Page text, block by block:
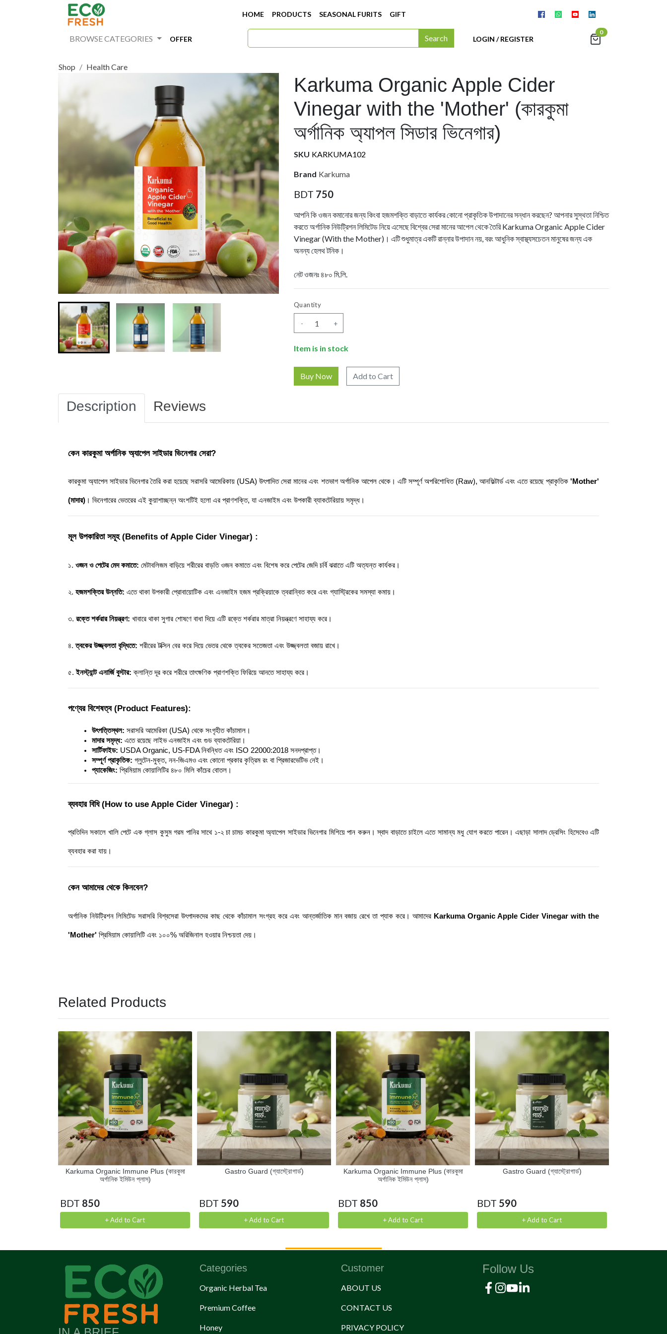
HOME PRODUCTS SEASONAL FURITS GIFT
BROWSE CATEGORIES OFFER Search LOGIN / REGISTER
0
Shop Health Care
Karkuma Organic Apple Cider
Vinegar with the 'Mother' (কারকুমা
অর্গানিক অ্যাপল সিডার ভিনেগার)
SKU KARKUMA102
Brand Karkuma
BDT 750
আপনি কি ওজন কমানোর জন্য কিংবা হজমশক্তি বাড়াতে কার্যকর কোনো প্রাকৃতিক উপাদানের সন্ধান করছেন? আপনার সুস্থতা নিশ্চিত
করতে অর্গানিক নিউট্রিশন লিমিটেড নিয়ে এসেছে বিশ্বের সেরা মানের আপেল থেকে তৈরি Karkuma Organic Apple Cider
Vinegar (With the Mother)। এটি শুধুমাত্র একটি রান্নার উপাদান নয়, বরং আধুনিক স্বাস্থ্যসচেতন মানুষের জন্য এক
অনন্য হেলথ টনিক।
নেট ওজনঃ ৪৮০ মি.লি.
Quantity
- +
Item is in stock
Add to Cart
Description Reviews
কেন কারকুমা অর্গানিক অ্যাপেল সাইডার ভিনেগার সেরা?
কারকুমা অ্যাপেল সাইডার ভিনেগার তৈরি করা হয়েছে সরাসরি আমেরিকায় (USA) উৎপাদিত সেরা মানের এবং শতভাগ অর্গানিক আপেল থেকে। এটি সম্পূর্ণ অপরিশোধিত (Raw), আনফিল্টার্ড এবং এতে রয়েছে প্রাকৃতিক 'Mother'
(মাদার) । ভিনেগারের ভেতরের এই কুয়াশাচ্ছন্ন অংশটিই হলো এর প্রাণশক্তি, যা এনজাইম এবং উপকারী ব্যাকটেরিয়ায় সমৃদ্ধ।
মূল উপকারিতা সমূহ (Benefits of Apple Cider Vinegar) :
১. ওজন ও পেটের মেদ কমাতে: মেটাবলিজম বাড়িয়ে শরীরের বাড়তি ওজন কমাতে এবং বিশেষ করে পেটের জেদি চর্বি ঝরাতে এটি অত্যন্ত কার্যকর।
২. হজমশক্তির উন্নতি: এতে থাকা উপকারী প্রোবায়োটিক এবং এনজাইম হজম প্রক্রিয়াকে ত্বরান্বিত করে এবং গ্যাস্ট্রিকের সমস্যা কমায়।
৩. রক্তে শর্করার নিয়ন্ত্রণ: খাবারে থাকা সুগার শোষণে বাধা দিয়ে এটি রক্তে শর্করার মাত্রা নিয়ন্ত্রণে সাহায্য করে।
৪. ত্বকের উজ্জ্বলতা বৃদ্ধিতে: শরীরের টক্সিন বের করে দিয়ে ভেতর থেকে ত্বকের সতেজতা এবং উজ্জ্বলতা বজায় রাখে।
৫. ইনস্ট্যান্ট এনার্জি বুস্টার: ক্লান্তি দূর করে শরীরে তাৎক্ষণিক প্রাণশক্তি ফিরিয়ে আনতে সাহায্য করে।
পণ্যের বিশেষত্ব (Product Features):
উৎপত্তিস্থল: সরাসরি আমেরিকা (USA) থেকে সংগৃহীত কাঁচামাল।
মাদার সমৃদ্ধ: এতে রয়েছে লাইভ এনজাইম এবং গুড ব্যাকটেরিয়া।
সার্টিফাইড: USDA Organic, US-FDA নিবন্ধিত এবং ISO 22000:2018 সনদপ্রাপ্ত।
সম্পূর্ণ প্রাকৃতিক: গ্লুটেন-মুক্ত, নন-জিএমও এবং কোনো প্রকার কৃত্রিম রং বা প্রিজারভেটিভ নেই।
প্যাকেজিং: প্রিমিয়াম কোয়ালিটির ৪৮০ মিলি কাঁচের বোতল।
ব্যবহার বিধি (How to use Apple Cider Vinegar) :
প্রতিদিন সকালে খালি পেটে এক গ্লাস কুসুম গরম পানির সাথে ১-২ চা চামচ কারকুমা অ্যাপেল সাইডার ভিনেগার মিশিয়ে পান করুন। স্বাদ বাড়াতে চাইলে এতে সামান্য মধু যোগ করতে পারেন। এছাড়া সালাদ ড্রেসিং হিসেবেও এটি
ব্যবহার করা যায়।
কেন আমাদের থেকে কিনবেন?
অর্গানিক নিউট্রিশন লিমিটেড সরাসরি বিশ্বসেরা উৎপাদকদের কাছ থেকে কাঁচামাল সংগ্রহ করে এবং আন্তর্জাতিক মান বজায় রেখে তা প্যাক করে। আমাদের Karkuma Organic Apple Cider Vinegar with the
'Mother' প্রিমিয়াম কোয়ালিটি এবং ১০০% অরিজিনাল হওয়ার নিশ্চয়তা দেয়।
Related Products
Karkuma Organic Immune Plus (কারকুমা
অর্গানিক ইমিউন প্লাস)
BDT 850
+ Add to Cart
Gastro Guard (গ্যাস্ট্রোগার্ড)
BDT 590
+ Add to Cart
Karkuma Organic Immune Plus (কারকুমা
অর্গানিক ইমিউন প্লাস)
BDT 850
+ Add to Cart
Gastro Guard (গ্যাস্ট্রোগার্ড)
BDT 590
+ Add to Cart
Categories
Organic Herbal Tea
Premium Coffee
Honey
Customer
ABOUT US
CONTACT US
PRIVACY POLICY
Follow Us